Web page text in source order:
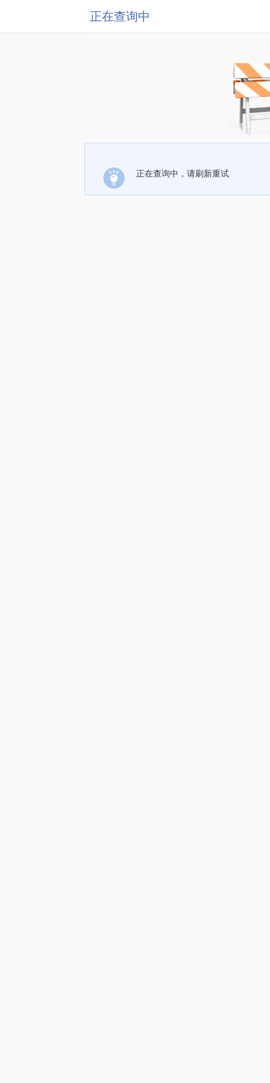
正在查询中
正在查询中，请刷新重试